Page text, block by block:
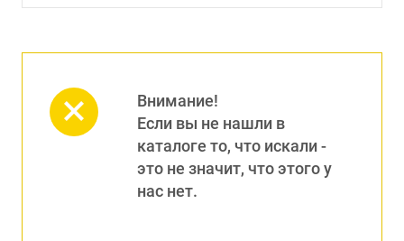
Внимание!
Если вы не нашли в
каталоге то, что искали -
это не значит, что этого у
нас нет.